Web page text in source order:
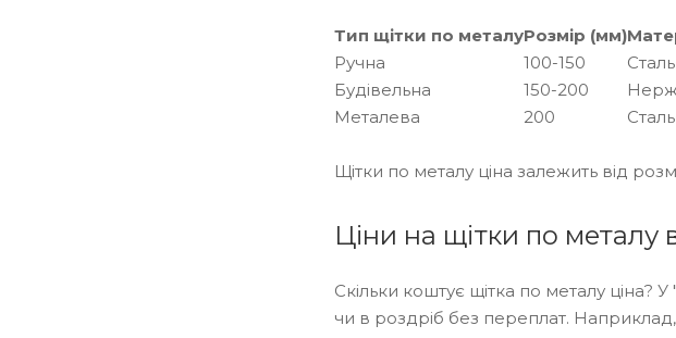
Тип щітки по металуРозмір (мм)
Ручна
100-150
Будівельна
150-200
Металева
200
Щітки по металу ціна залежить від
Ціни на щітки по металу
Скільки коштує щітка по металу
чи в роздріб без переплат.